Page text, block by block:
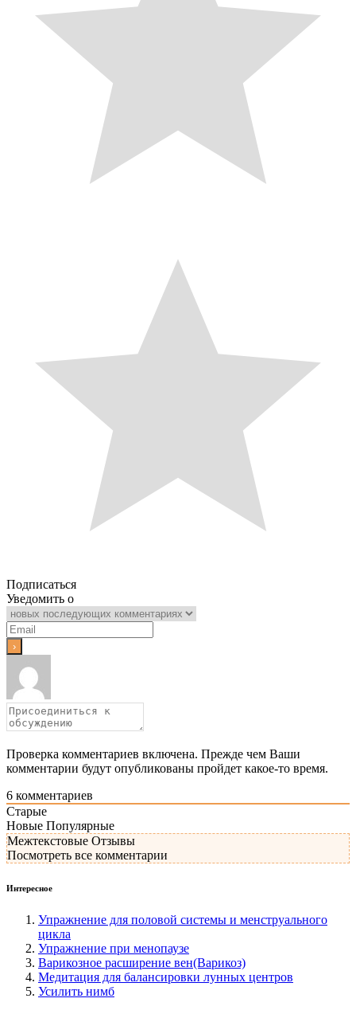
Подписаться
Уведомить о
Проверка комментариев включена. Прежде чем Ваши
комментарии будут опубликованы пройдет какое-то время.
6 комментариев
Старые
Новые Популярные
Межтекстовые Отзывы
Посмотреть все комментарии
Интересное
Упражнение для половой системы и менструального
цикла
Упражнение при менопаузе
Варикозное расширение вен(Варикоз)
Медитация для балансировки лунных центров
Усилить нимб